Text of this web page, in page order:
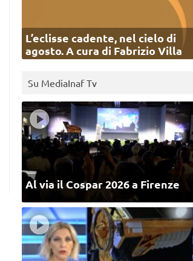
L’eclisse cadente, nel cielo di
agosto. A cura di Fabrizio Villa
Su MediaInaf Tv
Al via il Cospar 2026 a Firenze